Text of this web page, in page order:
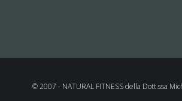
© 2007 - NATURAL FITNESS della Dott.ssa